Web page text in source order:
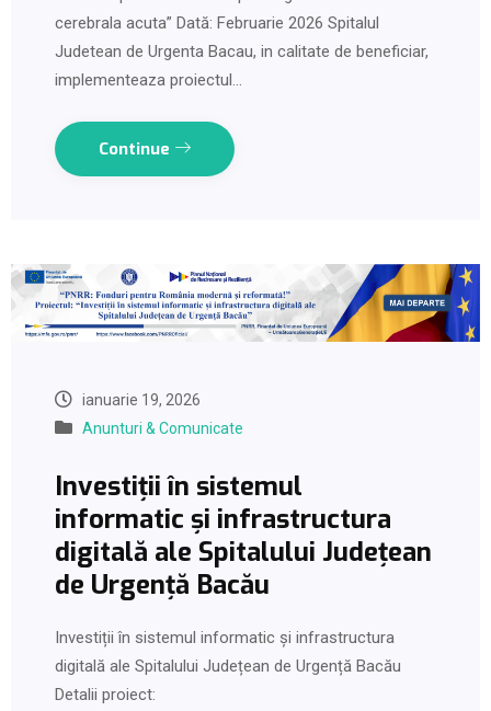
cerebrala acuta” Dată: Februarie 2026 Spitalul
Judetean de Urgenta Bacau, in calitate de beneficiar,
implementeaza proiectul…
Continue
ianuarie 19, 2026
Anunturi & Comunicate
Investiții în sistemul
informatic și infrastructura
digitală ale Spitalului Județean
de Urgență Bacău
Investiții în sistemul informatic și infrastructura
digitală ale Spitalului Județean de Urgență Bacău
Detalii proiect: